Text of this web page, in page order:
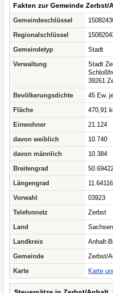
Fakten zur Gemeinde Zerbst/
Gemeindeschlüssel
Regionalschlüssel
Gemeindetyp
Stadt
Verwaltung
Stadt
39261
Bevölkerungsdichte
45 Ew.
Fläche
470,91
Einwohner
21.124
davon weiblich
10.740
davon männlich
10.384
Breitengrad
Längengrad
Vorwahl
03923
Telefonnetz
Zerbst
Land
Landkreis
Anhalt-
Gemeinde
Zerbst/
Karte
Karte